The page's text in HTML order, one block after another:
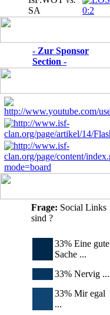
SA
0:2
- Zur Sponsor
Section -
Frage: Social Links
sind ?
33% Eine gute
Sache ...
33% Nervig ...
33% Mir egal
...